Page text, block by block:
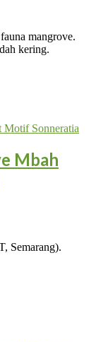
mangrove.
kering.
Mbah
Semarang).